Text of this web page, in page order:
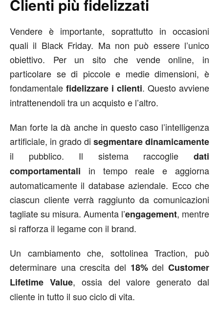
Clienti più fidelizzati
Vendere è importante, soprattutto in occasioni
quali il Black Friday. Ma non può essere l’unico
obiettivo. Per un sito che vende online, in
particolare se di piccole e medie dimensioni, è
fondamentale fidelizzare i clienti. Questo avviene
intrattenendoli tra un acquisto e l’altro.
Man forte la dà anche in questo caso l’intelligenza
artificiale, in grado di segmentare dinamicamente
il pubblico. Il sistema raccoglie dati
comportamentali in tempo reale e aggiorna
automaticamente il database aziendale. Ecco che
ciascun cliente verrà raggiunto da comunicazioni
tagliate su misura. Aumenta l’engagement, mentre
si rafforza il legame con il brand.
Un cambiamento che, sottolinea Traction, può
determinare una crescita del 18%delCustomer
Lifetime Value, ossia del valore generato dal
cliente in tutto il suo ciclo di vita.